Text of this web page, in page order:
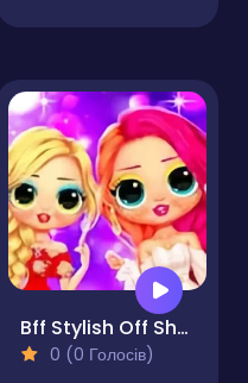
Bff Stylish Off Shoulder Outfits
0 (0 Голосів)